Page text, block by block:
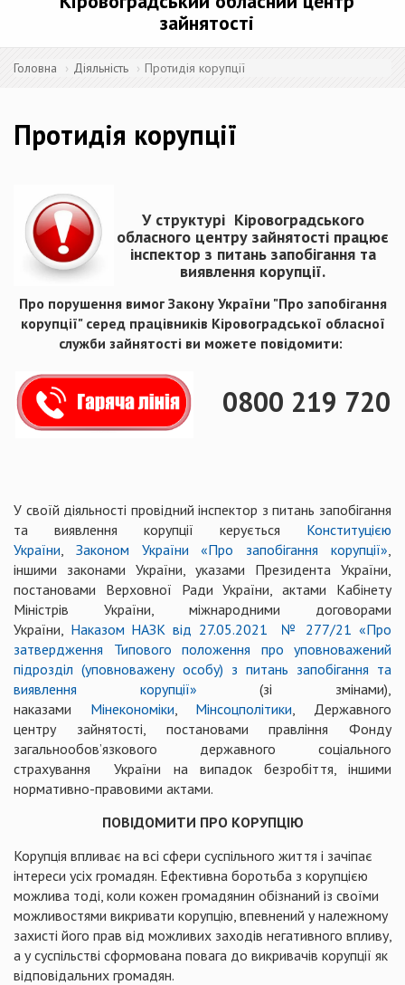
зайнятості
Головна Діяльність Протидія корупції
Протидія корупції
У структурі Кіровоградського
обласного центру зайнятості працює
інспектор з питань запобігання та
виявлення корупції.
Про порушення вимог Закону України "Про запобігання
корупції" серед працівників Кіровоградської обласної
служби зайнятості ви можете повідомити:
0800 219 720
У своїй діяльності провідний інспектор з питань запобігання
та виявлення корупції керується Конституцією
України, Законом України «Про запобігання корупції»,
іншими законами України, указами Президента України,
постановами Верховної Ради України, актами Кабінету
Міністрів України, міжнародними договорами
України, Наказом НАЗК від 27.05.2021 № 277/21 «Про
затвердження Типового положення про уповноважений
підрозділ (уповноважену особу) з питань запобігання та
виявлення корупції» (зі змінами),
наказами Мінекономіки, Мінсоцполітики, Державного
центру зайнятості, постановами правління Фонду
загальнообов’язкового державного соціального
страхування України на випадок безробіття, іншими
нормативно-правовими актами.
ПОВІДОМИТИ ПРО КОРУПЦІЮ
Корупція впливає на всі сфери суспільного життя і зачіпає
інтереси усіх громадян. Ефективна боротьба з корупцією
можлива тоді, коли кожен громадянин обізнаний із своїми
можливостями викривати корупцію, впевнений у належному
захисті його прав від можливих заходів негативного впливу,
а у суспільстві сформована повага до викривачів корупції як
відповідальних громадян.